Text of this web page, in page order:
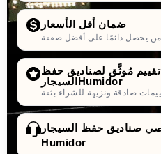
ضمان أقل الأسعار
أكثر من 10,000 تقييم مُوثَّق لصناديق حفظ
السيجارHumidor
صناديق حفظ السيجار
Humidor